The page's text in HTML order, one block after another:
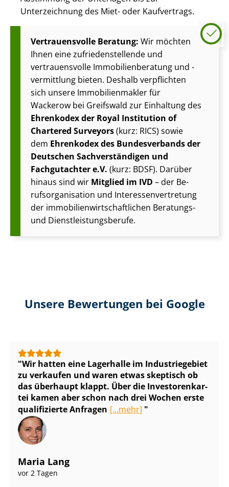
Unterzeichnung des Miet- oder Kaufvertrags.
Vertrauensvolle Beratung: Wir möchten
Ihnen eine zu­frie­den­stel­len­de und
vertrauensvolle Im­mo­bi­li­en­be­ra­tung und -
vermittlung bieten. Deshalb verpflichten
sich unsere Im­mo­bi­li­en­mak­ler für
Wackerow bei Greifswald zur Einhaltung des
Ehrenkodex der Royal Institution of
Chartered Surveyors(kurz: RICS) sowie
dem Ehrenkodex des Bundesverbands der
Deutschen Sach­ver­stän­di­gen und
Fachgutachter e.V. (kurz: BDSF). Darüber
hinaus sind wir Mitglied im IVD – der Be­
rufs­or­ga­ni­sa­ti­on und In­ter­es­sen­ver­tre­tung
der im­mo­bi­li­en­wirt­schaft­li­chen Beratungs-
und Dienst­leis­tungs­be­ru­fe.
Unsere Bewertungen bei Google
Wir hatten eine Lagerhalle im Industriegebiet
zu verkaufen und waren etwas skeptisch ob
das überhaupt klappt. Über die In­ves­to­ren­kar­
tei kamen aber schon nach drei Wochen erste
qualifizierte Anfragen [...mehr]
Maria Lang
vor 2 Tagen